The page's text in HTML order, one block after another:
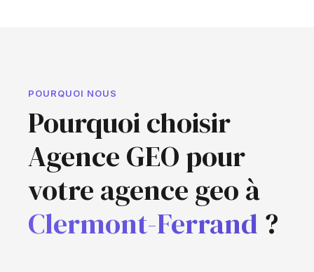
POURQUOI NOUS
Pourquoi choisir
Agence GEO pour
votre agence geo à
Clermont-Ferrand ?